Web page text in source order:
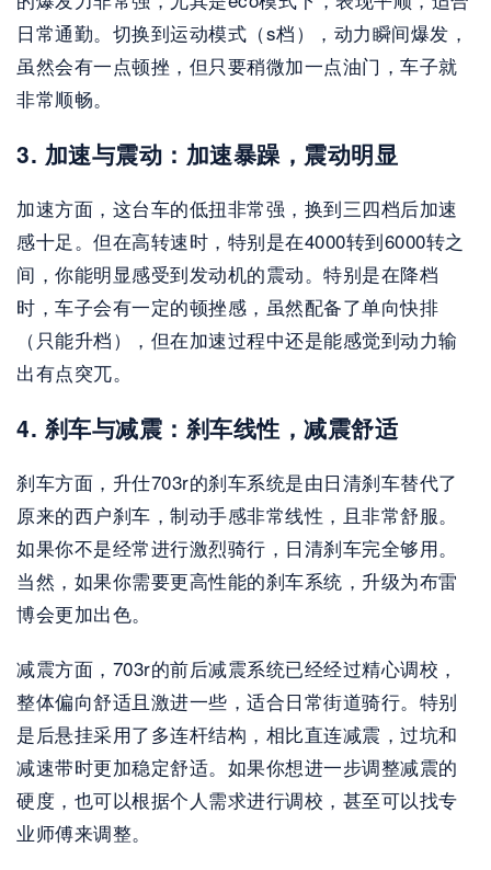
日常通勤。切换到运动模式（s档），动力瞬间爆发，
虽然会有一点顿挫，但只要稍微加一点油门，车子就
非常顺畅。
3. 加速与震动：加速暴躁，震动明显
加速方面，这台车的低扭非常强，换到三四档后加速
感十足。但在高转速时，特别是在4000转到6000转之
间，你能明显感受到发动机的震动。特别是在降档
时，车子会有一定的顿挫感，虽然配备了单向快排
（只能升档），但在加速过程中还是能感觉到动力输
出有点突兀。
4. 刹车与减震：刹车线性，减震舒适
刹车方面，升仕703r的刹车系统是由日清刹车替代了
原来的西户刹车，制动手感非常线性，且非常舒服。
如果你不是经常进行激烈骑行，日清刹车完全够用。
当然，如果你需要更高性能的刹车系统，升级为布雷
博会更加出色。
减震方面，703r的前后减震系统已经经过精心调校，
整体偏向舒适且激进一些，适合日常街道骑行。特别
是后悬挂采用了多连杆结构，相比直连减震，过坑和
减速带时更加稳定舒适。如果你想进一步调整减震的
硬度，也可以根据个人需求进行调校，甚至可以找专
业师傅来调整。